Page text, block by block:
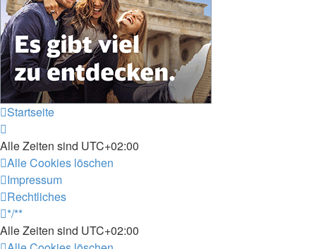
Startseite
Alle Zeiten sind UTC+02:00
Alle Cookies löschen
Impressum
Rechtliches
*/**
Alle Zeiten sind UTC+02:00